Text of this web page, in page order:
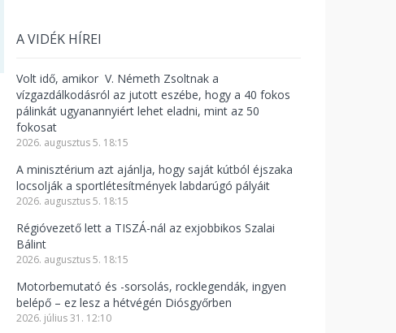
A VIDÉK HÍREI
Volt idő, amikor V. Németh Zsoltnak a
vízgazdálkodásról az jutott eszébe, hogy a 40 fokos
pálinkát ugyanannyiért lehet eladni, mint az 50
fokosat
2026. augusztus 5. 18:15
A minisztérium azt ajánlja, hogy saját kútból éjszaka
locsolják a sportlétesítmények labdarúgó pályáit
2026. augusztus 5. 18:15
Régióvezető lett a TISZÁ-nál az exjobbikos Szalai
Bálint
2026. augusztus 5. 18:15
Motorbemutató és -sorsolás, rocklegendák, ingyen
belépő – ez lesz a hétvégén Diósgyőrben
2026. július 31. 12:10